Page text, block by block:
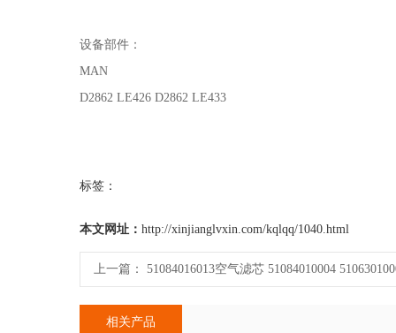
设备部件：
MAN
D2862 LE426 D2862 LE433
标签：
本文网址： http://xinjianglvxin.com/kqlqq/1040.html
上一篇： 51084016013空气滤芯 51084010004
相关产品